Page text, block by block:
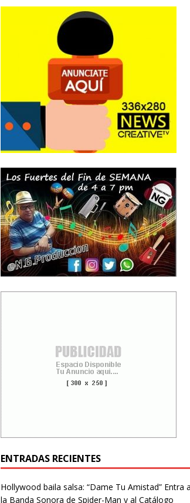
ENTRADAS RECIENTES
Hollywood baila salsa: “Dame Tu Amistad” Entra a
la Banda Sonora de Spider-Man y al Catálogo